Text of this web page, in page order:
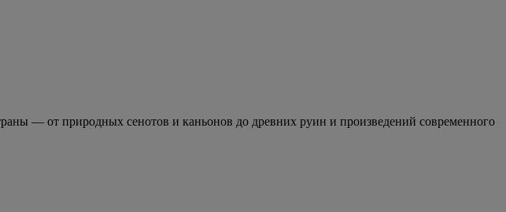
— от природных сенотов и каньонов до древних руин и произведений современного